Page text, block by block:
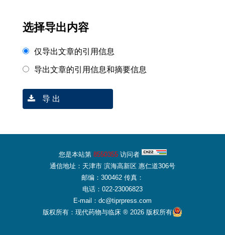
选择导出内容
仅导出文章的引用信息
导出文章的引用信息和摘要信息
导 出
您是本站第 8550355访问者
通信地址：天津市 滨海高新区 惠仁道306号
邮编：300462 传真：
电话：022-23006823
E-mail：dc@tiprpress.com
版权所有：现代药物与临床 ® 2026 版权所有